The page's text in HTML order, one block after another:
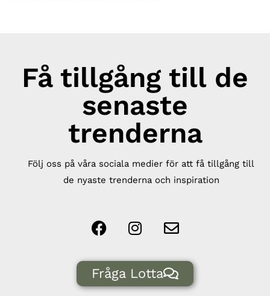
Få tillgång till de
senaste
trenderna
Följ oss på våra sociala medier för att få tillgång till
de nyaste trenderna och inspiration
Fråga Lotta